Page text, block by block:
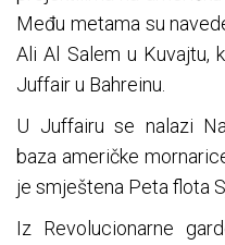
Među metama su
Ali Al Salem u Kuvajtu,
Juffair u Bahreinu.
U Juffairu se nalazi
baza američke
je smještena Peta flota
Iz Revolucionarne